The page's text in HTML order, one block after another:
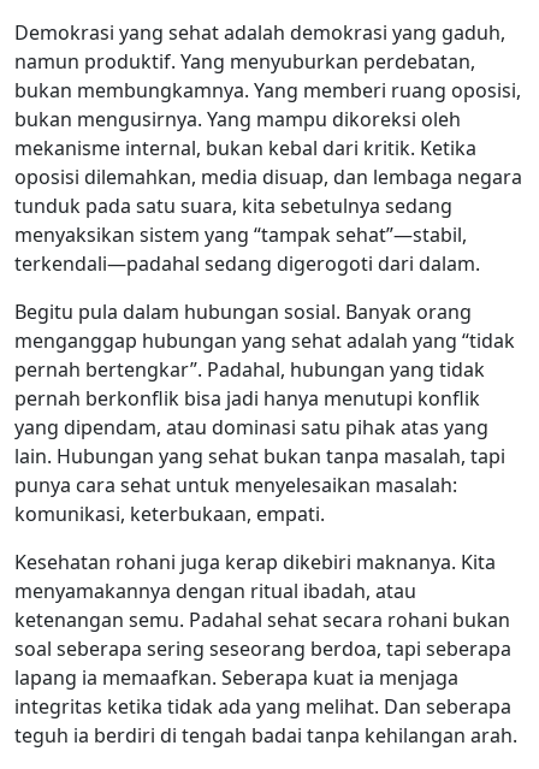
Demokrasi yang sehat adalah demokrasi yang gaduh,
namun produktif. Yang menyuburkan perdebatan,
bukan membungkamnya. Yang memberi ruang oposisi,
bukan mengusirnya. Yang mampu dikoreksi oleh
mekanisme internal, bukan kebal dari kritik. Ketika
oposisi dilemahkan, media disuap, dan lembaga negara
tunduk pada satu suara, kita sebetulnya sedang
menyaksikan sistem yang “tampak sehat”—stabil,
terkendali—padahal sedang digerogoti dari dalam.
Begitu pula dalam hubungan sosial. Banyak orang
menganggap hubungan yang sehat adalah yang “tidak
pernah bertengkar”. Padahal, hubungan yang tidak
pernah berkonflik bisa jadi hanya menutupi konflik
yang dipendam, atau dominasi satu pihak atas yang
lain. Hubungan yang sehat bukan tanpa masalah, tapi
punya cara sehat untuk menyelesaikan masalah:
komunikasi, keterbukaan, empati.
Kesehatan rohani juga kerap dikebiri maknanya. Kita
menyamakannya dengan ritual ibadah, atau
ketenangan semu. Padahal sehat secara rohani bukan
soal seberapa sering seseorang berdoa, tapi seberapa
lapang ia memaafkan. Seberapa kuat ia menjaga
integritas ketika tidak ada yang melihat. Dan seberapa
teguh ia berdiri di tengah badai tanpa kehilangan arah.